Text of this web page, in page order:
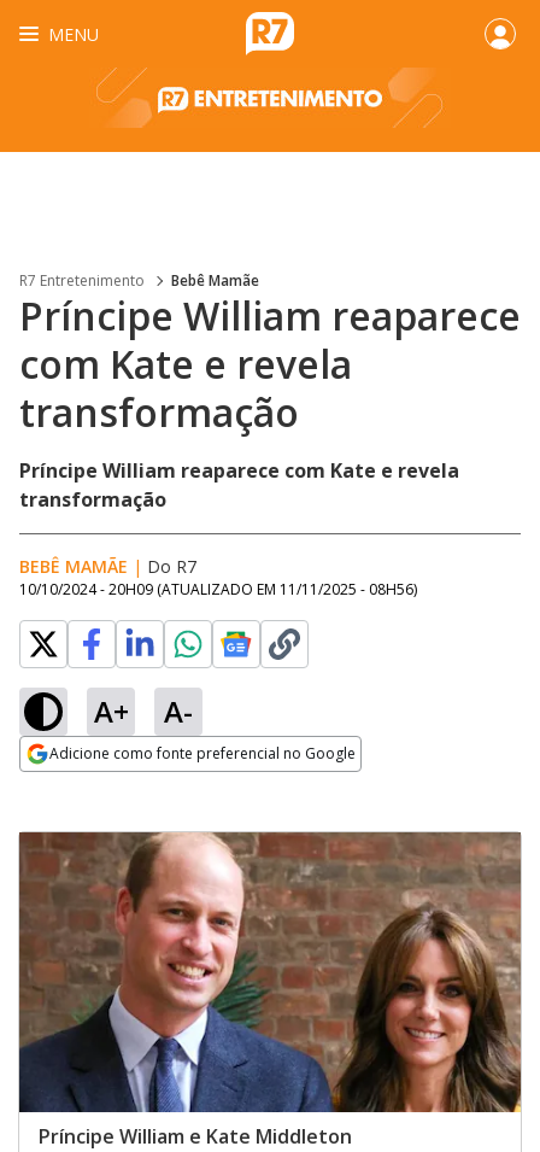
MENU
R7 Entretenimento Bebê Mamãe
Príncipe William reaparece
com Kate e revela
transformação
Príncipe William reaparece com Kate e revela
transformação
BEBÊ MAMÃE | Do R7
10/10/2024 - 20H09 (ATUALIZADO EM 11/11/2025 - 08H56)
A+ A-
Adicione como fonte preferencial no Google
Príncipe William e Kate Middleton